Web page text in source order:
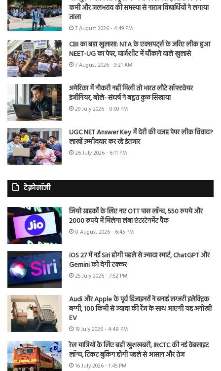
कमी और जलभराव की समस्या से नाराज विद्यार्थियों ने लगाया
ताला
7 August 2026 - 4:49 PM
CBI का बड़ा खुलासा: NTA के एक्सपर्ट्स के जरिए लीक हुआ
NEET-UG का पेपर, चार्जशीट में चौंकाने वाले खुलासे
7 August 2026 - 9:21 AM
अमेरिका में नौकरी नहीं मिली तो भारत लौटे सॉफ्टवेयर
इंजीनियर, बोले- संघर्ष ने बहुत कुछ सिखाया
29 July 2026 - 8:00 PM
UGC NET Answer Key में देरी की वजह पेपर लीक विवाद?
लाखों उम्मीदवार कर रहे इंतजार
26 July 2026 - 6:11 PM
टेक्नोलॉजी
जियो ग्राहकों के लिए नए OTT पास लॉन्च, 550 रुपये और
2000 रुपये में मिलेगा लंबा एंटरटेनमेंट पैक
8 August 2026 - 6:45 PM
iOS 27 में नई Siri होगी पहले से ज्यादा स्मार्ट, ChatGPT और
Gemini को देगी टक्कर
25 July 2026 - 7:52 PM
Audi और Apple के पूर्व डिजाइनरों ने बनाई लग्जरी इलेक्ट्रिक
बग्गी, 100 किमी से ज्यादा की रेंज के साथ आएगी यह अनोखी
EV
19 July 2026 - 4:48 PM
रेल यात्रियों के लिए बड़ी खुशखबरी, IRCTC की नई वेबसाइट
लॉन्च, टिकट बुकिंग होगी पहले से आसान और तेज
16 July 2026 - 1:45 PM